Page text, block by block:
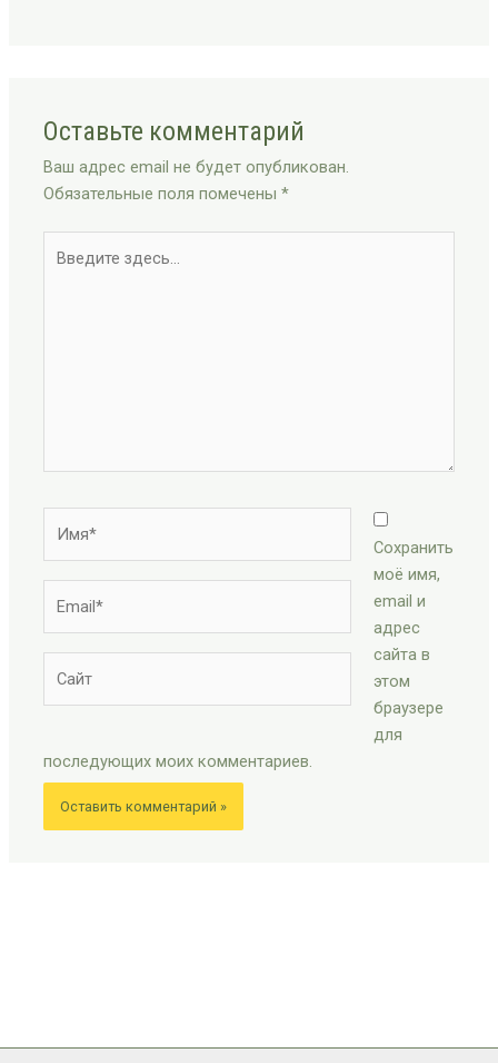
Оставьте комментарий
Ваш адрес email не будет опубликован.
Обязательные поля помечены*
здесь...
Сохранить
моё имя,
email и
адрес
сайта в
этом
браузере
для
последующих моих комментариев.